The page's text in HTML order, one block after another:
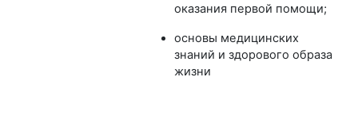
оказания первой помощи;
основы медицинских
знаний и здорового образа
жизни